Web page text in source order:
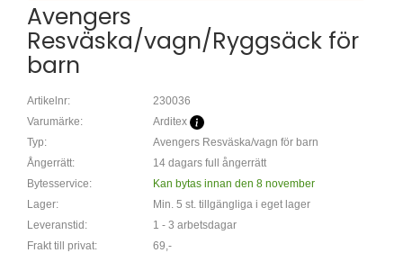
Avengers
Resväska/vagn/Ryggsäck för
barn
Artikelnr:
230036
Varumärke:
Arditex
Typ:
Avengers Resväska/vagn för barn
Ångerrätt:
14 dagars full ångerrätt
Bytesservice:
Kan bytas innan den 8 november
Lager:
Min. 5 st. tillgängliga i eget lager
Leveranstid:
1 - 3 arbetsdagar
Frakt till privat:
69,-